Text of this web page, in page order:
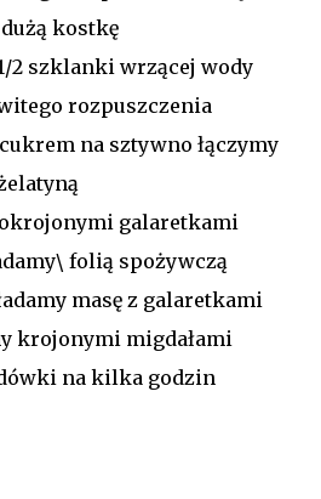
kostkę
2 szklanki wrzącej wody
rozpuszczenia
na sztywno łączymy
galaretkami
folią spożywczą
masę z galaretkami
krojonymi migdałami
na kilka godzin